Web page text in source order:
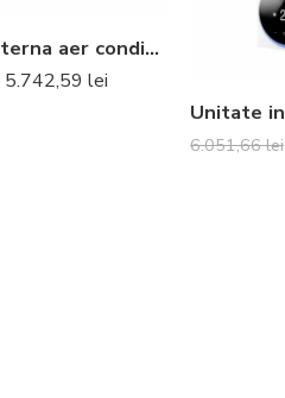
Unitate interna aer conditionat tip duct Daikin FBA35A9 12000 BTU + TELECOMANDA INCLUSA
5.742,59 lei
6.051,66lei